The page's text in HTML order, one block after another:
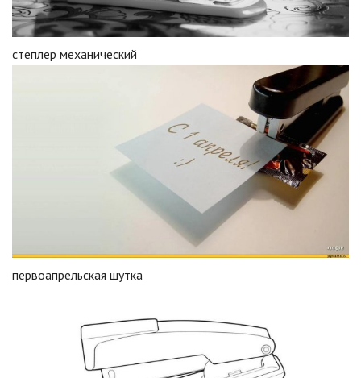
степлер механический
первоапрельская шутка